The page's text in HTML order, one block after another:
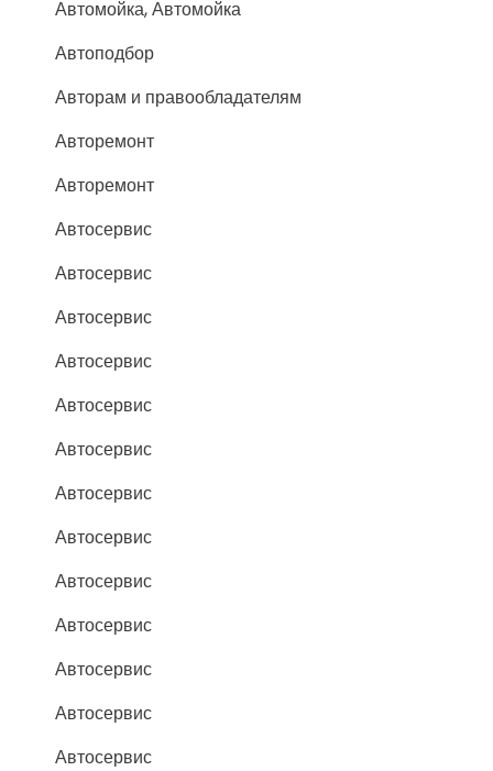
Автомойка, Автомойка
Автоподбор
Авторам и правообладателям
Авторемонт
Авторемонт
Автосервис
Автосервис
Автосервис
Автосервис
Автосервис
Автосервис
Автосервис
Автосервис
Автосервис
Автосервис
Автосервис
Автосервис
Автосервис